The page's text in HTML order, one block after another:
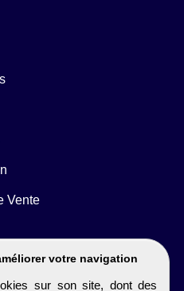
votre navigation
sur son site, dont des
Vente